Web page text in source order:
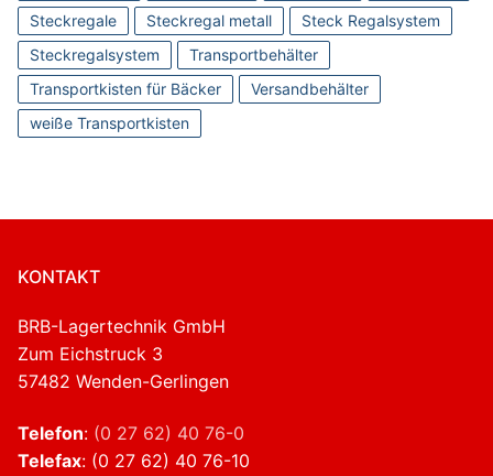
Steckregale
Steckregal metall
Steck Regalsystem
Steckregalsystem
Transportbehälter
Transportkisten für Bäcker
Versandbehälter
weiße Transportkisten
KONTAKT
BRB-Lagertechnik GmbH
Zum Eichstruck 3
57482 Wenden-Gerlingen
Telefon: (0 27 62) 40 76-0
Telefax: (0 27 62) 40 76-10